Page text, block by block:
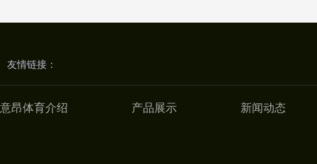
友情链接：
意昂体育介绍 产品展示 新闻动态